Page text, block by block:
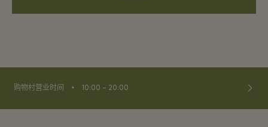
购物村营业时间 ⬩ 10:00 – 20:00